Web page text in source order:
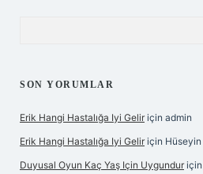
SON YORUMLAR
Erik Hangi Hastalığa Iyi Gelir için admin
Erik Hangi Hastalığa Iyi Gelir için Hüseyin
Duyusal Oyun Kaç Yaş Için Uygundur için